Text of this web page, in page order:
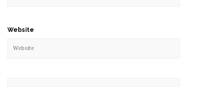
Website